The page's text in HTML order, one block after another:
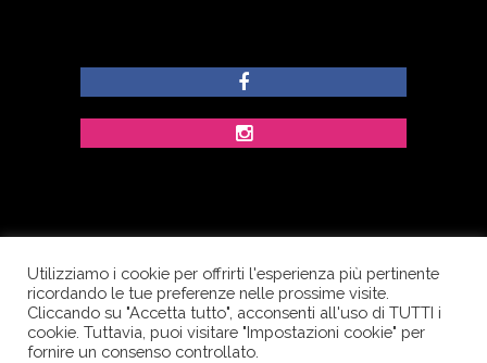
© Copyright Dolcezze di Ferrentino A. - P.IVA
IT02609400656 - Tutti i diritti riservati.
Corso Palatucci, 65 - 84013 Cava de’ Tirreni (SA) -
Utilizziamo i cookie per offrirti l'esperienza più pertinente
ricordando le tue preferenze nelle prossime visite.
Cliccando su "Accetta tutto", acconsenti all'uso di TUTTI i
cookie. Tuttavia, puoi visitare "Impostazioni cookie" per
fornire un consenso controllato.